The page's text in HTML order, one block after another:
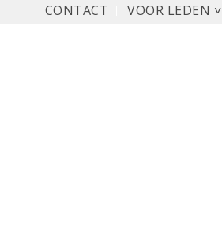
CONTACT VOOR LEDEN ˅